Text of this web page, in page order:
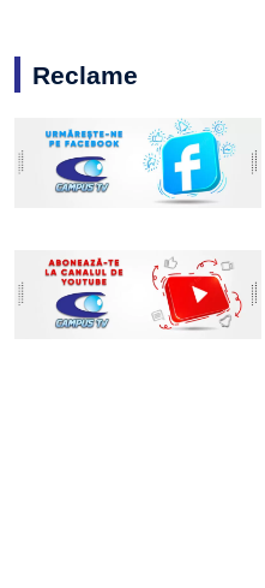
Reclame